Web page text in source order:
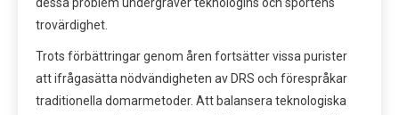
trovärdighet.
Trots förbättringar genom åren fortsätter vissa purister
att ifrågasätta nödvändigheten av DRS och förespråkar
traditionella domarmetoder. Att balansera teknologiska